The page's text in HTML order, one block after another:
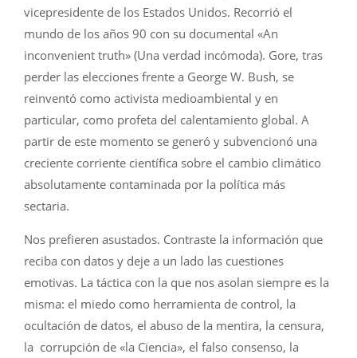
vicepresidente de los Estados Unidos. Recorrió el
mundo de los años 90 con su documental «An
inconvenient truth» (Una verdad incómoda). Gore, tras
perder las elecciones frente a George W. Bush, se
reinventó como activista medioambiental y en
particular, como profeta del calentamiento global. A
partir de este momento se generó y subvencionó una
creciente corriente científica sobre el cambio climático
absolutamente contaminada por la política más
sectaria.
Nos prefieren asustados. Contraste la información que
reciba con datos y deje a un lado las cuestiones
emotivas. La táctica con la que nos asolan siempre es la
misma: el miedo como herramienta de control, la
ocultación de datos, el abuso de la mentira, la censura,
la corrupción de «la Ciencia», el falso consenso, la